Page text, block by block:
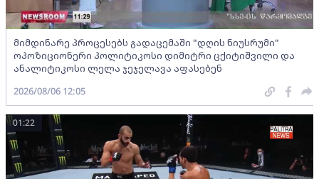
მიმდინარე პროცესებს გადაცემაში "დღის ნიუსრუმი"
ოპოზიციონერი პოლიტიკოსი დიმიტრი ცქიტიშვილი და
ანალიტიკოსი ლელა ჯეჯელავა აფასებენ
2026/08/06 12:05
01:22